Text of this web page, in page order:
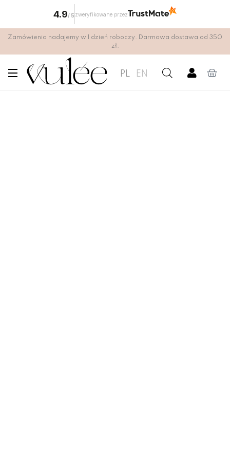
Zamówienia nadajemy w 1 dzień roboczy. Darmowa dostawa od 350
zł.
PL EN
4.9/ 5 zweryfikowane przez